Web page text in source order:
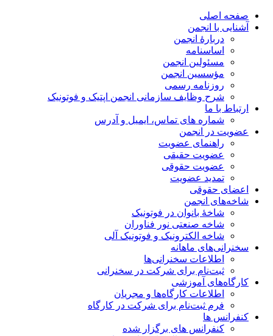
صفحه اصلی
آشنایی با انجمن
دربارۀ انجمن
اساسنامه
مسئولین انجمن
مؤسسین انجمن
روزنامه رسمی
شرح وظایف سازمانی انجمن اپتیک و فوتونیک
ارتباط با ما
شماره های تماس، ایمیل و آدرس
عضویت در انجمن
راهنمای عضویت
عضویت حقیقی
عضویت حقوقی
تمدید عضویت
اعضای حقوقی
شاخه‌های انجمن
شاخۀ بانوان در فوتونیک
شاخه صنعتی نور فناوران
شاخه‌ الکترونیک و فوتونیک آلی
سخنرانی‌های ماهانه
اطلاعات سخنرانی‌‌ها
ثبت‌نام برای شرکت در سخنرانی
کارگاه‌های آموزشی
اطلاعات کارگاه‌ها و مجریان
فرم ثبت‌نام برای شرکت در کارگاه
کنفرانس ها
کنفرانس های برگزار شده